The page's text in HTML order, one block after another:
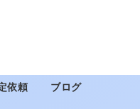
依頼 ブログ